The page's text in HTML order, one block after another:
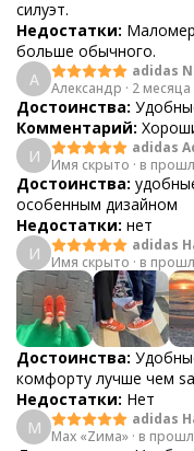
силуэт.
Недостатки:
больше обычного.
А
adidas
Александр · 2
Достоинства:
Комментарий:
И
adidas
Имя скрыто · в
Достоинства:
особенным дизайном
Недостатки: нет
И
adidas
Имя скрыто · в
Достоинства:
комфорту лучше чем
Недостатки: Нет
M
adidas
Max «Zима» · в